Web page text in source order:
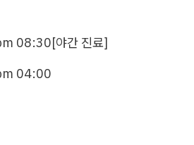
08:30[야간 진료]
04:00